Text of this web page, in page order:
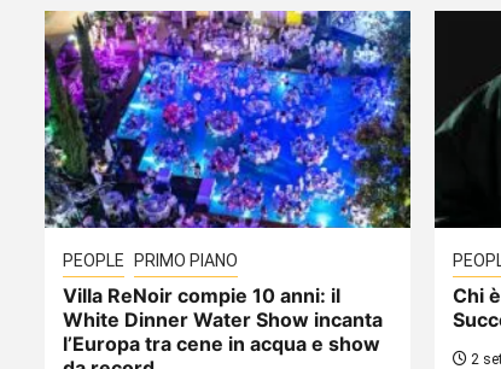
PEOPLE PRIMO PIANO
Villa ReNoir compie 10 anni: il
White Dinner Water Show incanta
l’Europa tra cene in acqua e show
Chi
2